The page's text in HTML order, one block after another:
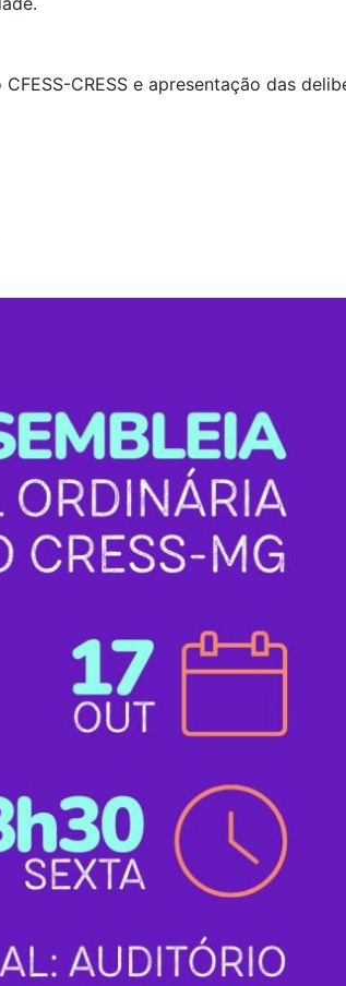
CRESS e apresentação das